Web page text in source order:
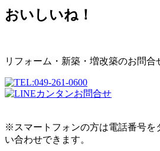
おいしいね！
リフォーム・新築・増改築のお問
※スマートフォンの方は電話番号を
い合わせできます。